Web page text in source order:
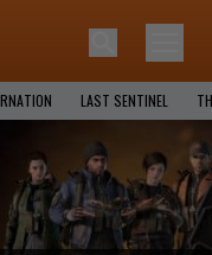
LAST SENTINEL